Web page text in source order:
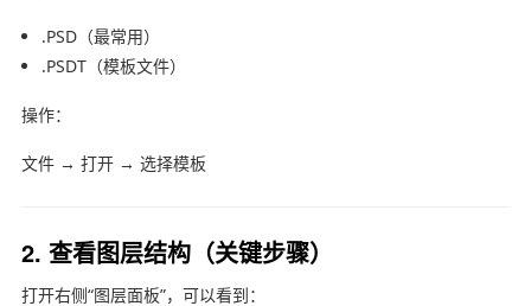
.PSD（最常用）
.PSDT（模板文件）
操作：
文件 → 打开 → 选择模板
2. 查看图层结构（关键步骤）
打开右侧“图层面板”，可以看到：